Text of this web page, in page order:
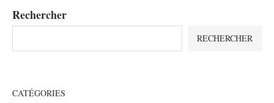
Rechercher
RECHERCHER
CATÉGORIES